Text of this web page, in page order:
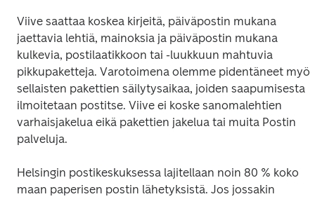
Viive saattaa koskea kirjeitä, päiväpostin mukana
jaettavia lehtiä, mainoksia ja päiväpostin mukana
kulkevia, postilaatikkoon tai -luukkuun mahtuvia
pikkupaketteja. Varotoimena olemme pidentäneet myös
sellaisten pakettien säilytysaikaa, joiden saapumisesta
ilmoitetaan postitse. Viive ei koske sanomalehtien
varhaisjakelua eikä pakettien jakelua tai muita Postin
palveluja.
Helsingin postikeskuksessa lajitellaan noin 80 % koko
maan paperisen postin lähetyksistä. Jos jossakin